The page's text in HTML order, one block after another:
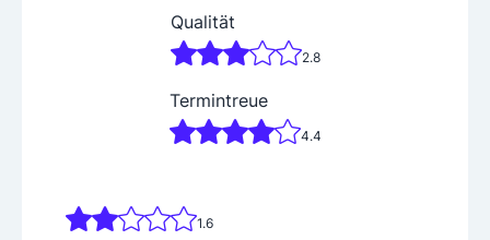
Qualität
2.8
Termintreue
4.4
1.6